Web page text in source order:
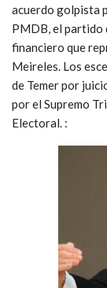
acuerdo golpista
PMDB, el partido
financiero que
Meireles. Los
de Temer por
por el Supremo
Electoral. :